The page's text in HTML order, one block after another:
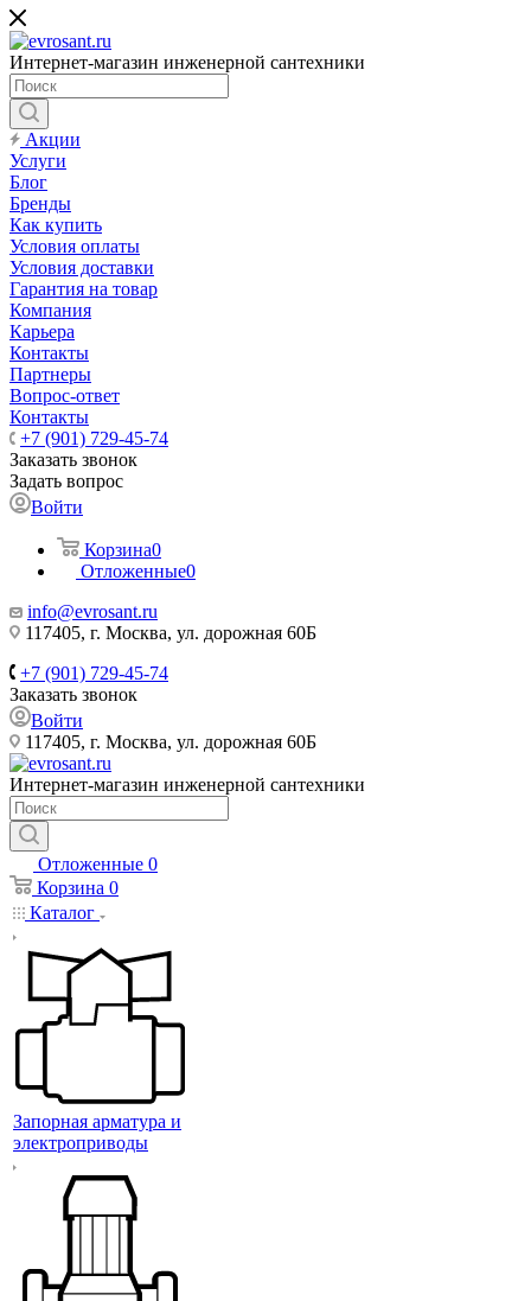
Интернет-магазин инженерной сантехники
Акции
Услуги
Блог
Бренды
Как купить
Условия оплаты
Условия доставки
Гарантия на товар
Компания
Карьера
Контакты
Партнеры
Вопрос-ответ
Контакты
+7 (901) 729-45-74
Заказать звонок
Задать вопрос
Войти
Корзина0
Отложенные0
info@evrosant.ru
117405, г. Москва, ул. дорожная 60Б
+7 (901) 729-45-74
Заказать звонок
Войти
117405, г. Москва, ул. дорожная 60Б
Интернет-магазин инженерной сантехники
Отложенные 0
Корзина 0
Каталог
Запорная арматура и
электроприводы